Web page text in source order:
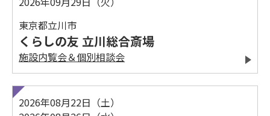
東京都立川市
くらしの友 立川総合斎場
施設内覧会＆個別相談会
2026年08月22日（土）